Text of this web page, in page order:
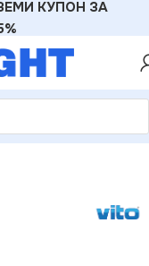
КУПОН ЗА
с Трансформатор